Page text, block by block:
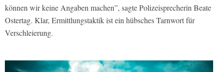
können wir keine Angaben machen”, sagte Polizeisprecherin Beate
Ostertag. Klar, Ermittlungstaktik ist ein hübsches Tarnwort für
Verschleierung.